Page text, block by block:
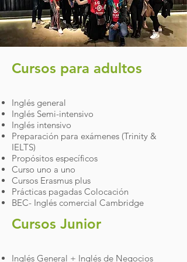
Cursos para adultos​
Inglés general
Inglés Semi-intensivo
Inglés intensivo
Preparación para exámenes (Trinity &
IELTS)
Propósitos específicos
Curso uno a uno
Cursos Erasmus plus
Prácticas pagadas Colocación
BEC- Inglés comercial Cambridge
Cursos Junior​
Inglés General + Inglés de Negocios